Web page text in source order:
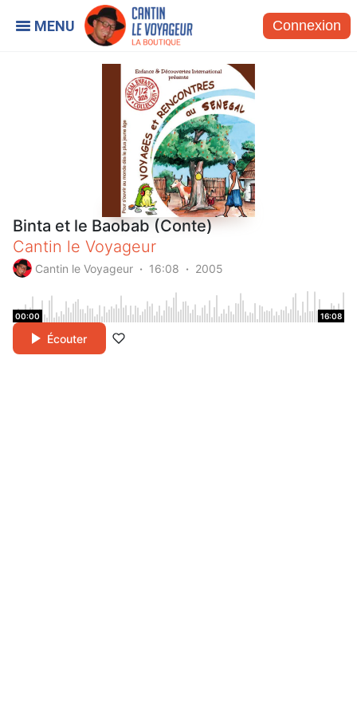
Connexion
Binta et le Baobab (Conte)
Cantin le Voyageur
Cantin le Voyageur 16:08 2005
00:00 16:08
Écouter